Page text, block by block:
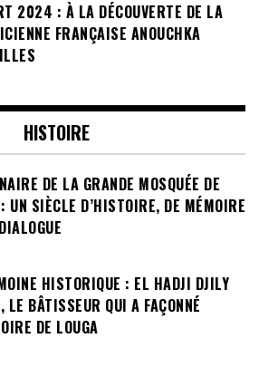
2024 : À LA DÉCOUVERTE DE LA
FRANÇAISE ANOUCHKA
HISTOIRE
DE LA GRANDE MOSQUÉE DE
UN SIÈCLE D’HISTOIRE, DE MÉMOIRE
HISTORIQUE : EL HADJI DJILY
LE BÂTISSEUR QUI A FAÇONNÉ
DE LOUGA